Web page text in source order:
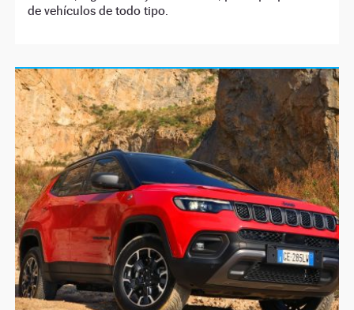
de vehículos de todo tipo.